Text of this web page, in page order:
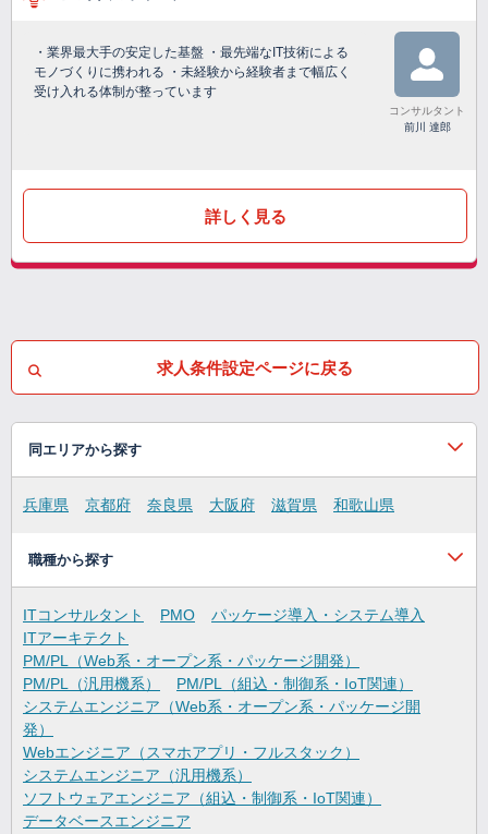
・業界最大手の安定した基盤 ・最先端なIT技術による
モノづくりに携われる ・未経験から経験者まで幅広く
受け入れる体制が整っています
コンサルタント
前川 達郎
詳しく見る
求人条件設定ページに戻る
同エリアから探す
兵庫県 京都府 奈良県 大阪府 滋賀県 和歌山県
職種から探す
ITコンサルタント PMO
パッケージ導入・システム導入
ITアーキテクト
PM/PL（Web系・オープン系・パッケージ開発）
PM/PL（汎用機系）
PM/PL（組込・制御系・IoT関連）
システムエンジニア（Web系・オープン系・パッケージ開
発）
Webエンジニア（スマホアプリ・フルスタック）
システムエンジニア（汎用機系）
ソフトウェアエンジニア（組込・制御系・IoT関連）
データベースエンジニア